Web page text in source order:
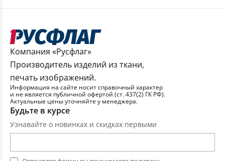
Компания «Русфлаг»
Производитель изделий из ткани,
печать изображений.
Информация на сайте носит справочный характер
и не является публичной офертой (ст. 437(2) ГК РФ).
Актуальные цены уточняйте у менеджера.
Будьте в курсе
Узнавайте о новинках и скидках первыми